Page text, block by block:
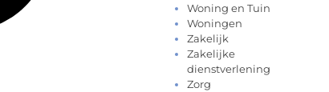
Woning en Tuin
Woningen
Zakelijk
Zakelijke
dienstverlening
Zorg